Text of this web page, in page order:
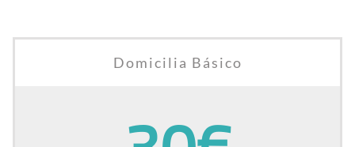
Domicilia Básico